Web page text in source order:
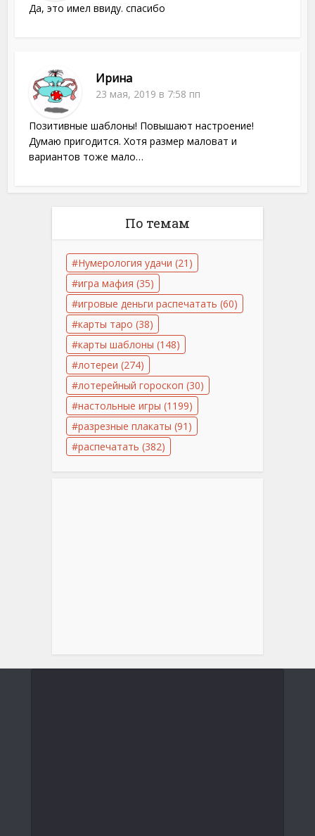
Да, это имел ввиду. спасибо
Ирина
23 мая, 2019 в 7:58 пп
Позитивные шаблоны! Повышают настроение!
Думаю пригодится. Хотя размер маловат и
вариантов тоже мало…
По темам
Нумерология удачи (21)
игра мафия (35)
игровые деньги распечатать (60)
карты таро (38)
карты шаблоны (148)
лотереи (274)
лотерейный гороскоп (30)
настольные игры (1199)
разрезные плакаты (91)
распечатать (382)